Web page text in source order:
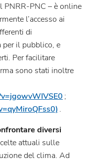
PNRR-PNC – è online
l’accesso ai
di
per il pubblico, e
Per facilitare
sono stati inoltre
;
.
diversi
attuali sulle
del clima. Ad